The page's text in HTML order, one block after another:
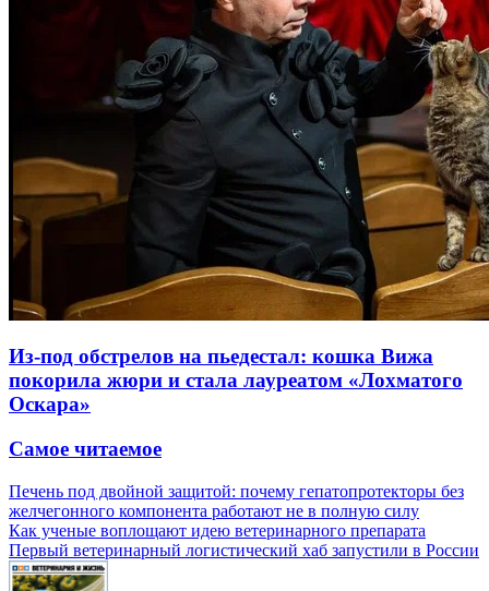
Из-под обстрелов на пьедестал: кошка Вижа
покорила жюри и стала лауреатом «Лохматого
Оскара»
Самое читаемое
Печень под двойной защитой: почему гепатопротекторы без
желчегонного компонента работают не в полную силу
Как ученые воплощают идею ветеринарного препарата
Первый ветеринарный логистический хаб запустили в России